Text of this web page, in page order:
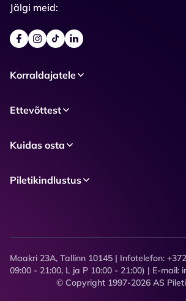
Jälgi meid:
Korraldajatele
Ettevõttest
Kuidas osta
Piletikindlustus
Maakri 23A, Tallinn 10145 | Infotelefon:
09:00 - 21:00, L ja P 10:00 - 21:00) | E-mail:
© Copyright 1997-2026 AS